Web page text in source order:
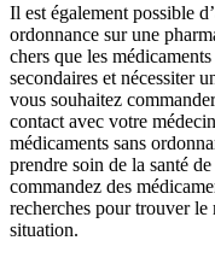
Il est également possible
ordonnance sur une
chers que les
secondaires et nécessiter
vous souhaitez
contact avec votre
médicaments sans
prendre soin de la santé
commandez des
recherches pour trouver le
situation.